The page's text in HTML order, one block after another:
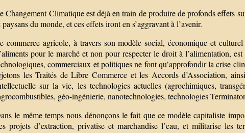
Changement Climatique est déjà en train de produire de profonds effets
paysans du monde, et ces effets iront en s’aggravant à l’avenir.
commerce agricole, à travers son modèle social, économique et
pour le marché et non pour respecter le droit à l’alimentation,
commerciaux et politiques ne font qu’approfondir la crise
les Traités de Libre Commerce et les Accords d’Association,
sur la vie, les technologies actuelles (agrochimiques,
géo-ingénierie, nanotechnologies, technologies
le même temps nous dénonçons le fait que ce modèle capitaliste
projets d’extraction, privatise et marchandise l’eau, et militarise les